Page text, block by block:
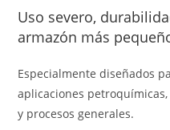
Uso severo,
armazón más
Especialmente diseñados
aplicaciones
y procesos generales.